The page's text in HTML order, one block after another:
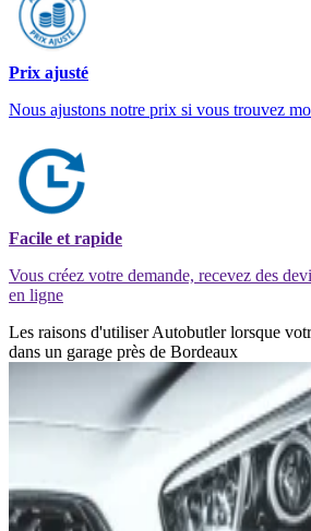
Prix ajusté
Nous ajustons notre prix si vous trouvez
Facile et rapide
Vous créez votre demande, recevez des
en ligne
Les raisons d'utiliser Autobutler lorsque
dans un garage près de Bordeaux